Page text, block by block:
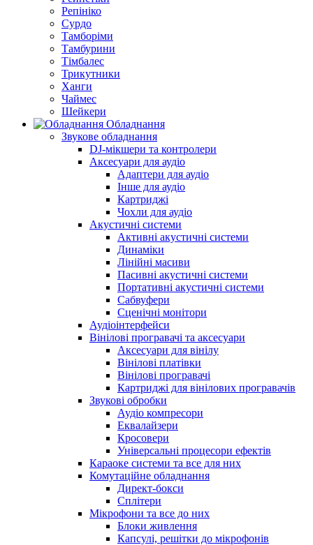
Репініко
Сурдо
Тамборіми
Тамбурини
Тімбалес
Трикутники
Ханги
Чаймес
Шейкери
Обладнання
Звукове обладнання
DJ-мікшери та контролери
Аксесуари для аудіо
Адаптери для аудіо
Інше для аудіо
Картриджі
Чохли для аудіо
Акустичні системи
Активні акустичні системи
Динаміки
Лінійні масиви
Пасивні акустичні системи
Портативні акустичні системи
Сабвуфери
Сценічні монітори
Аудіоінтерфейси
Вінілові програвачі та аксесуари
Аксесуари для вінілу
Вінілові платівки
Вінілові програвачі
Картриджі для вінілових програвачів
Звукові обробки
Аудіо компресори
Еквалайзери
Кросовери
Універсальні процесори ефектів
Караоке системи та все для них
Комутаційне обладнання
Директ-бокси
Сплітери
Мікрофони та все до них
Блоки живлення
Капсулі, решітки до мікрофонів